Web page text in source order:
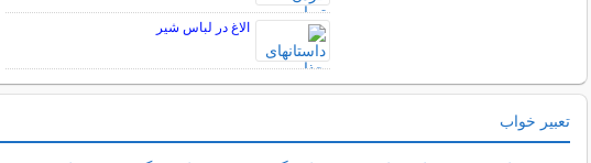
الاغ در لباس شیر
تعبیر خواب